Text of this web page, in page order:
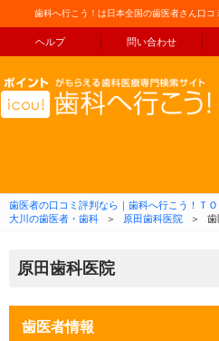
歯科へ行こう！は日本全国の歯医者さん口
ヘルプ 問い合わせ
コ
歯医者の口コミ評判なら｜歯科へ行こう！Ｔ
大川の歯医者・歯科
＞ 原田歯科医院 ＞ 歯
原田歯科医院
歯医者情報